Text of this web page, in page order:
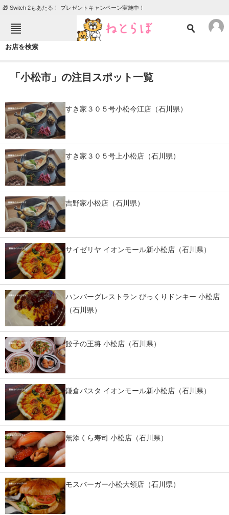
🎁 Switch 2もあたる！ プレゼントキャンペーン実施中！
ねとらぼメニュー
エンタメ クイズ
住まい
動物
会員記事
メディア
注目記事を集めた総合ページ
ITの今と未来を見通す
スマホと通信の最新トレンド
進化するPCとデバイスの未来
好きが集まる 比べて選べる
ビジネスと働き方のヒント
企業ITのトレンドを詳説
経営リーダーのコミュニティ
マーケ×ITの今がよく分かる
企業向けIT製品の総合サイト
IT製品の技術・比較・事例
製造業のIT導入・活用を支援
モノづくり技術者専門サイト
お店を検索
「小松市」の注目スポット一覧
すき家３０５号小松今江店（石川県）
すき家３０５号上小松店（石川県）
吉野家小松店（石川県）
サイゼリヤ イオンモール新小松店（石川県）
ハンバーグレストラン びっくりドンキー 小松店
（石川県）
餃子の王将 小松店（石川県）
鎌倉パスタ イオンモール新小松店（石川県）
無添くら寿司 小松店（石川県）
モスバーガー小松大領店（石川県）